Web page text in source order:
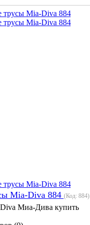
Mia-Diva 884 (Код: 884)
Миа-Дива купить